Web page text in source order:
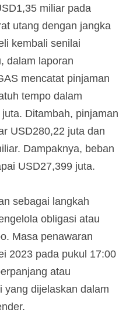
miliar pada
utang dengan jangka
kembali senilai
dalam laporan
mencatat pinjaman
tempo dalam
Ditambah, pinjaman
USD280,22 juta dan
Dampaknya, beban
USD27,399 juta.
sebagai langkah
obligasi atau
Masa penawaran
2023 pada pukul 17:00
atau
yang dijelaskan dalam